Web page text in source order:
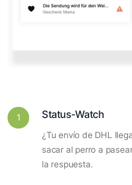
1 Status-Watch
¿Tu envío de DHL
sacar al perro a
la respuesta.